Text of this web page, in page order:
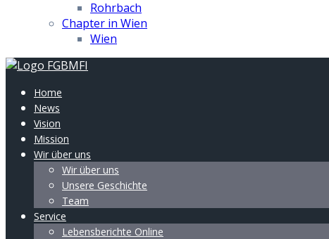
Rohrbach
Chapter in Wien
Wien
Home
News
Vision
Mission
Wir über uns
Wir über uns
Unsere Geschichte
Team
Service
Lebensberichte Online